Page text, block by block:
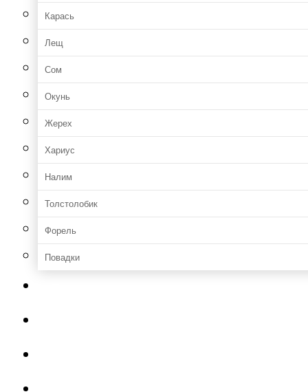
Карась
Лещ
Сом
Окунь
Жерех
Хариус
Налим
Толстолобик
Форель
Повадки